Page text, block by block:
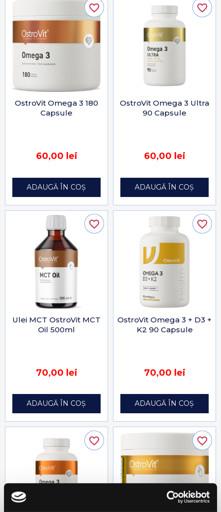
OstroVit Omega 3 180
Capsule
60,00 lei
ADAUGĂ ÎN COȘ
favorite_border
OstroVit Omega 3 Ultra
90 Capsule
60,00 lei
ADAUGĂ ÎN COȘ
favorite_border
Ulei MCT OstroVit MCT
Oil 500ml
70,00 lei
ADAUGĂ ÎN COȘ
favorite_border
OstroVit Omega 3 + D3 +
K2 90 Capsule
70,00 lei
ADAUGĂ ÎN COȘ
favorite_border
favorite_border favorite_border